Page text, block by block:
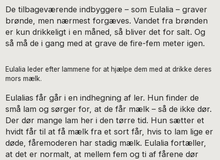
De tilbageværende indbyggere – som Eulalia – graver
brønde, men nærmest forgæves. Vandet fra brønden
er kun drikkeligt i en måned, så bliver det for salt. Og
så må de i gang med at grave de fire-fem meter igen.
Eulalia leder efter lammene for at hjælpe dem med at drikke deres
mors mælk.
Eulalias får går i en indhegning af ler. Hun finder de
små lam og sørger for, at de får mælk – så de ikke dør.
Der dør mange lam her i den tørre tid. Hun sætter et
hvidt får til at få mælk fra et sort får, hvis to lam lige er
døde, fåremoderen har stadig mælk. Eulalia fortæller,
at det er normalt, at mellem fem og ti af fårene dør